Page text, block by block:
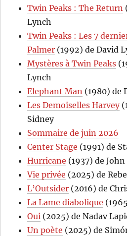
Twin Peaks : The Return
Lynch
Twin Peaks : Les 7
Palmer (1992) de David
Mystères à Twin Peaks
Lynch
Elephant Man (1980) de
Les Demoiselles Harvey
Sidney
Sommaire de juin 2026
Center Stage (1991) de
Hurricane (1937) de
Vie privée (2025) de
L’Outsider (2016) de
La Lame diabolique
Oui (2025) de Nadav
Un poète (2025) de